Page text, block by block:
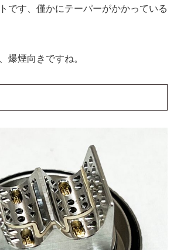
です、僅かにテーパーがかかっている
爆煙向きですね。